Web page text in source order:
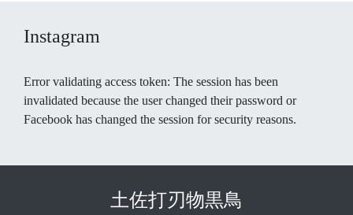
Instagram
Error validating access token: The session has been
invalidated because the user changed their password or
Facebook has changed the session for security reasons.
土佐打刃物黒鳥